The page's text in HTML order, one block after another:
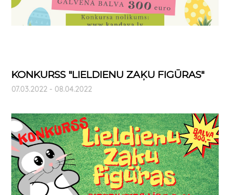
KONKURSS "LIELDIENU ZAĶU FIGŪRAS"
07.03.2022 - 08.04.2022